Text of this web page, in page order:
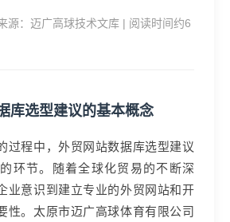
源：迈广高球技术文库 | 阅读时间约6
库选型建议的基本概念
过程中，外贸网站数据库选型建议
环节。随着全球化贸易的不断深
业意识到建立专业的外贸网站和开
性。太原市迈广高球体育有限公司